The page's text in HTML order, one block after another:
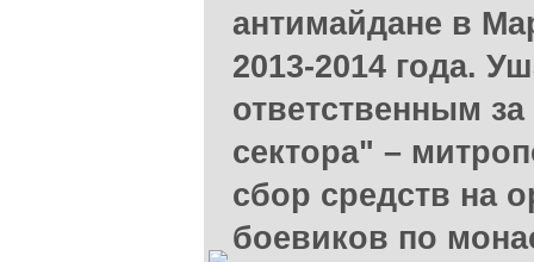
антимайдане в
2013-2014 года.
ответственным
сектора" –
сбор средств на
боевиков по